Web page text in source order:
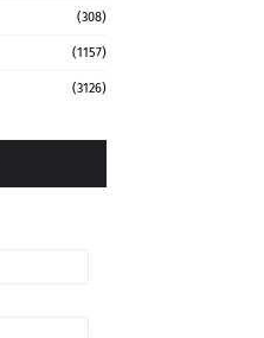
(308)
(1157)
(3126)